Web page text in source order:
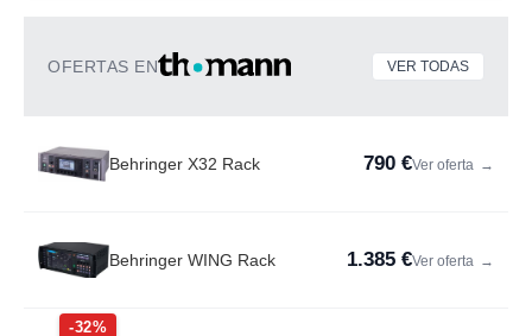
OFERTAS EN VER TODAS
Behringer X32 Rack 790 €Ver oferta →
Behringer WING Rack 1.385 €Ver oferta →
-32%